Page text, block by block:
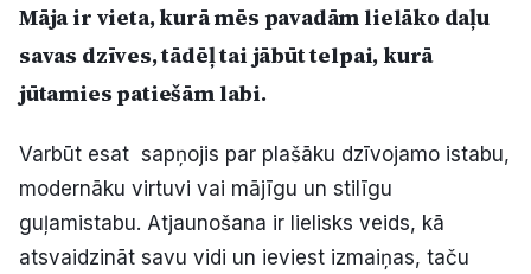
Pasākumi
Reklāma
Politiskā reklāma
Par mums
Māja ir vieta, kurā mēs pavadām lielāko daļu
savas dzīves, tādēļ tai jābūt telpai, kurā
jūtamies patiešām labi.
Varbūt esat sapņojis par plašāku dzīvojamo istabu,
modernāku virtuvi vai mājīgu un stilīgu
guļamistabu. Atjaunošana ir lielisks veids, kā
atsvaidzināt savu vidi un ieviest izmaiņas, taču